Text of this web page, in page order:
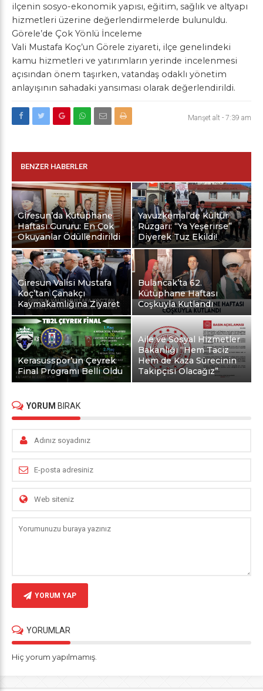
ilçenin sosyo-ekonomik yapısı, eğitim, sağlık ve altyapı
hizmetleri üzerine değerlendirmelerde bulunuldu.
Görele’de Çok Yönlü İnceleme
Vali Mustafa Koç’un Görele ziyareti, ilçe genelindeki
kamu hizmetleri ve yatırımların yerinde incelenmesi
açısından önem taşırken, vatandaş odaklı yönetim
anlayışının sahadaki yansıması olarak değerlendirildi.
Manşet alt - 7:39 am
BENZER HABERLER
Giresun’da Kütüphane
Haftası Gururu: En Çok
Okuyanlar Ödüllendirildi
Yavuzkemal’de Kültür
Rüzgarı: “Ya Yeşerirse”
Diyerek Tuz Ekildi!
Giresun Valisi Mustafa
Koç’tan Çanakçı
Kaymakamlığına Ziyaret
Bulancak’ta 62.
Kütüphane Haftası
Coşkuyla Kutlandı
Kerasusspor’un Çeyrek
Final Programı Belli Oldu
Aile ve Sosyal Hizmetler
Bakanlığı “Hem Taciz
Hem de Kaza Sürecinin
Takipçisi Olacağız”
YORUM BIRAK
YORUM YAP
YORUMLAR
Hiç yorum yapılmamış.